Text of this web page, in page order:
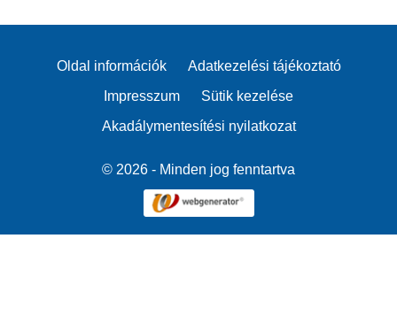
© 2026 - Minden jog fenntartva
Oldal információk
Adatkezelési tájékoztató
Impresszum
Sütik kezelése
Akadálymentesítési nyilatkozat